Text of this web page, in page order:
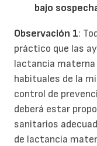
bajo
Observación 1:
práctico que las
lactancia
habituales de la
control de
deberá estar
sanitarios
de lactancia